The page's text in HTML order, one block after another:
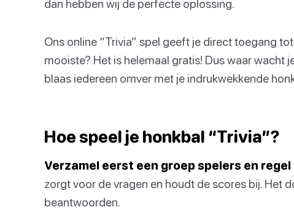
dan hebben wij de perfecte oplossing.
Ons online “Trivia” spel geeft je direct toegang
mooiste? Het is helemaal gratis! Dus waar wacht
blaas iedereen omver met je indrukwekkende
Hoe speel je honkbal “Trivia”?
Verzamel eerst een groep spelers en
zorgt voor de vragen en houdt de scores bij. Het
beantwoorden.